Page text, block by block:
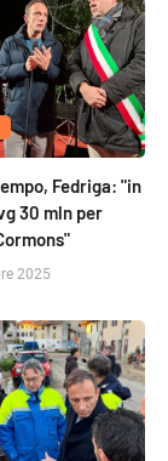
Fedriga: "in
30 mln per
2025